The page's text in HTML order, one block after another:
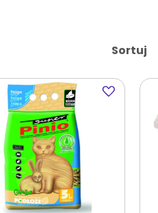
Sortuj
Dodaj
do